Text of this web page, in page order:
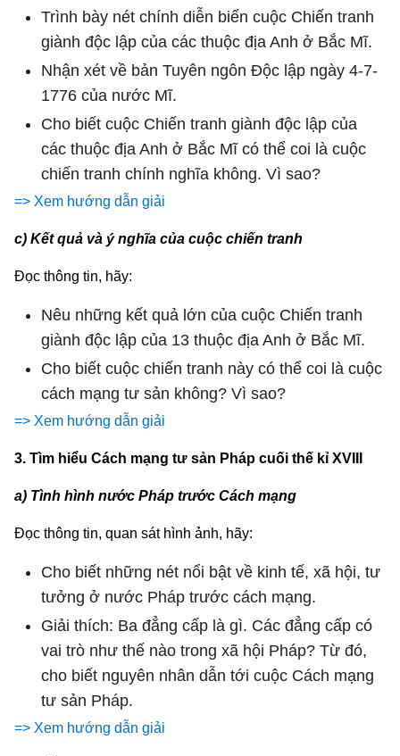
Trình bày nét chính diễn biến cuộc Chiến tranh
giành độc lập của các thuộc địa Anh ở Bắc Mĩ.
Nhận xét về bản Tuyên ngôn Độc lập ngày 4-7-
1776 của nước Mĩ.
Cho biết cuộc Chiến tranh giành độc lập của
các thuộc địa Anh ở Bắc Mĩ có thể coi là cuộc
chiến tranh chính nghĩa không. Vì sao?
=> Xem hướng dẫn giải
c) Kết quả và ý nghĩa của cuộc chiến tranh
Đọc thông tin, hãy:
Nêu những kết quả lớn của cuộc Chiến tranh
giành độc lập của 13 thuộc địa Anh ở Bắc Mĩ.
Cho biết cuộc chiến tranh này có thể coi là cuộc
cách mạng tư sản không? Vì sao?
=> Xem hướng dẫn giải
3. Tìm hiểu Cách mạng tư sản Pháp cuối thế kỉ XVIII
a) Tình hình nước Pháp trước Cách mạng
Đọc thông tin, quan sát hình ảnh, hãy:
Cho biết những nét nổi bật về kinh tế, xã hội, tư
tưởng ở nước Pháp trước cách mạng.
Giải thích: Ba đẳng cấp là gì. Các đẳng cấp có
vai trò như thế nào trong xã hội Pháp? Từ đó,
cho biết nguyên nhân dẫn tới cuộc Cách mạng
tư sản Pháp.
=> Xem hướng dẫn giải